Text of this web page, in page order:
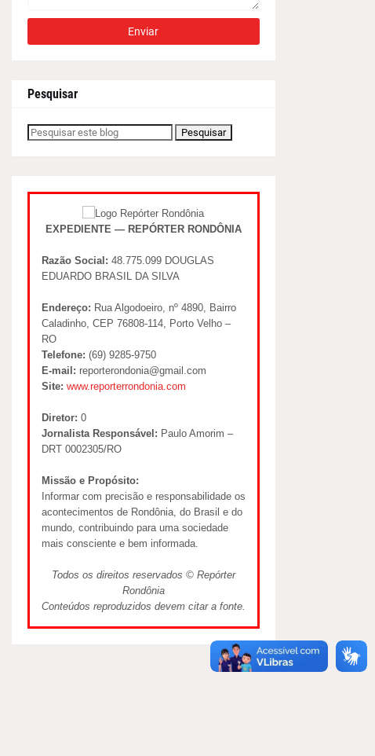
Pesquisar
EXPEDIENTE — REPÓRTER RONDÔNIA
Razão Social: 48.775.099 DOUGLAS
EDUARDO BRASIL DA SILVA
Endereço: Rua Algodoeiro, nº 4890, Bairro
Caladinho, CEP 76808-114, Porto Velho –
RO
Telefone: (69) 9285-9750
E-mail: reporterondonia@gmail.com
Site: www.reporterrondonia.com
Diretor: 0
Jornalista Responsável: Paulo Amorim –
DRT 0002305/RO
Missão e Propósito:
Informar com precisão e responsabilidade os
acontecimentos de Rondônia, do Brasil e do
mundo, contribuindo para uma sociedade
mais consciente e bem informada.
Todos os direitos reservados © Repórter
Rondônia
Conteúdos reproduzidos devem citar a fonte.